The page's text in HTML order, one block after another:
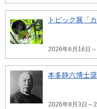
トピック展「
2026年6月16日
本多静六博士
2026年8月3日～